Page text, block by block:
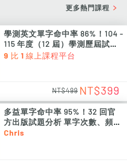
更多熱門課程
學測英文單字命中率 86%！104 -
115 年度（12 屆）學測歷屆試題
單字次數、頻率統計 PDF 電子檔
9 比 1 線上課程平台
NT$499 NT$399
多益單字命中率 95%！32 回官
方出版試題分析 單字次數、頻率
統計 PDF 電子檔（非影片課程）
Chris